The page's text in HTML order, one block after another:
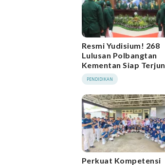
Resmi Yudisium! 268
Lulusan Polbangtan
Kementan Siap Terjun
Bangun Pertanian
Indonesia
PENDIDIKAN
Perkuat Kompetensi